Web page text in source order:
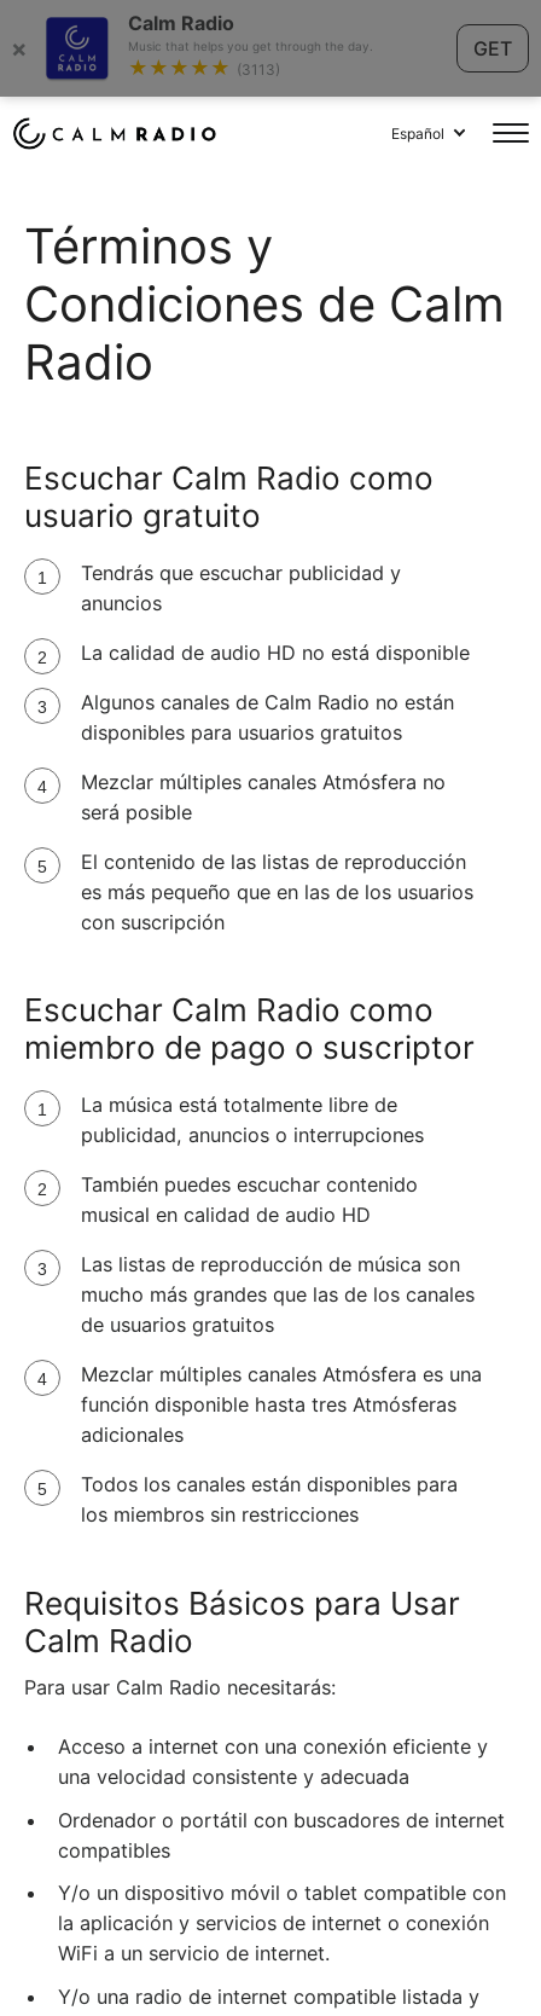
×
Calm Radio
Music that helps you get through the day.
★★★★★ (3113)
GET
Español
Términos y
Condiciones de Calm
Radio
Escuchar Calm Radio como
usuario gratuito
Tendrás que escuchar publicidad y
anuncios
La calidad de audio HD no está disponible
Algunos canales de Calm Radio no están
disponibles para usuarios gratuitos
Mezclar múltiples canales Atmósfera no
será posible
El contenido de las listas de reproducción
es más pequeño que en las de los usuarios
con suscripción
Escuchar Calm Radio como
miembro de pago o suscriptor
La música está totalmente libre de
publicidad, anuncios o interrupciones
También puedes escuchar contenido
musical en calidad de audio HD
Las listas de reproducción de música son
mucho más grandes que las de los canales
de usuarios gratuitos
Mezclar múltiples canales Atmósfera es una
función disponible hasta tres Atmósferas
adicionales
Todos los canales están disponibles para
los miembros sin restricciones
Requisitos Básicos para Usar
Calm Radio
Para usar Calm Radio necesitarás:
Acceso a internet con una conexión eficiente y
una velocidad consistente y adecuada
Ordenador o portátil con buscadores de internet
compatibles
Y/o un dispositivo móvil o tablet compatible con
la aplicación y servicios de internet o conexión
WiFi a un servicio de internet.
Y/o una radio de internet compatible listada y